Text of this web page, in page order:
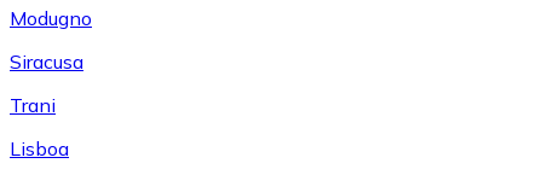
Modugno
Siracusa
Trani
Lisboa